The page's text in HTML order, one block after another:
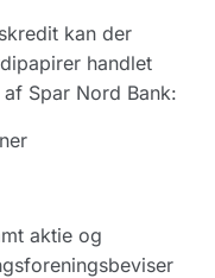
kan der
handlet
Spar Nord Bank:
aktie og